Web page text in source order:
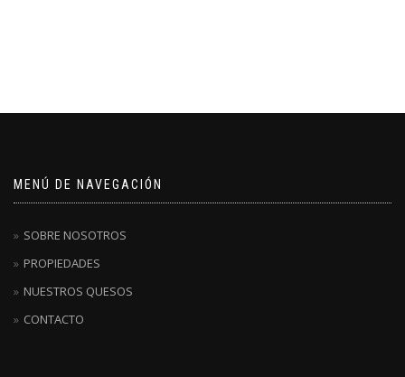
MENÚ DE NAVEGACIÓN
SOBRE NOSOTROS
PROPIEDADES
NUESTROS QUESOS
CONTACTO